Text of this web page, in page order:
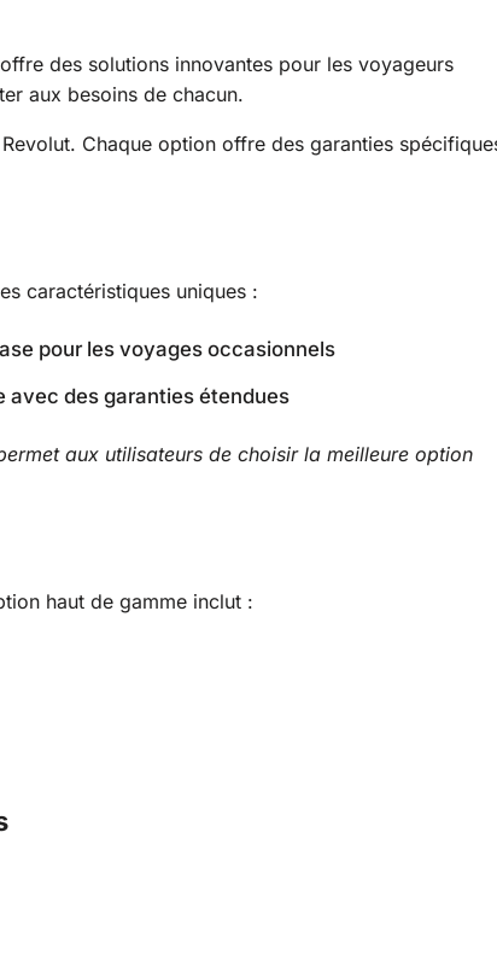
des solutions innovantes pour les voyageurs
aux besoins de chacun.
Chaque option offre des garanties
caractéristiques uniques :
pour les voyages occasionnels
avec des garanties étendues
aux utilisateurs de choisir la meilleure option
haut de gamme inclut :